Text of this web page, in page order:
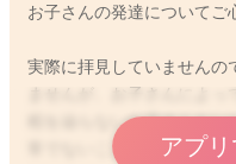
お子さんの発達についてご
実際に拝見していませんの
ませんが、お子さんによっ
程を辿らないお子さんもい
常でないことがほとんどで
アプ